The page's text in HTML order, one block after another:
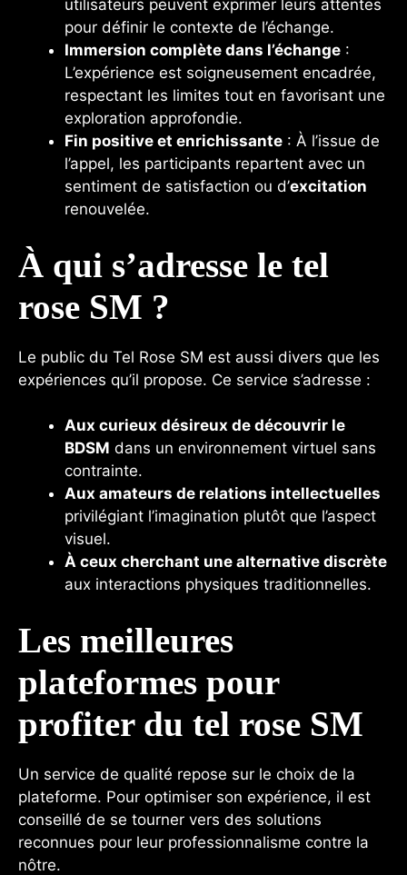
utilisateurs peuvent exprimer leurs attentes
pour définir le contexte de l’échange.
Immersion complète dans l’échange :
L’expérience est soigneusement encadrée,
respectant les limites tout en favorisant une
exploration approfondie.
Fin positive et enrichissante : À l’issue de
l’appel, les participants repartent avec un
sentiment de satisfaction ou d’excitation
renouvelée.
À qui s’adresse le tel
rose SM ?
Le public du Tel Rose SM est aussi divers que les
expériences qu’il propose. Ce service s’adresse :
Aux curieux désireux de découvrir le
BDSM dans un environnement virtuel sans
contrainte.
Aux amateurs de relations intellectuelles
privilégiant l’imagination plutôt que l’aspect
visuel.
À ceux cherchant une alternative discrète
aux interactions physiques traditionnelles.
Les meilleures
plateformes pour
profiter du tel rose SM
Un service de qualité repose sur le choix de la
plateforme. Pour optimiser son expérience, il est
conseillé de se tourner vers des solutions
reconnues pour leur professionnalisme contre la
nôtre.